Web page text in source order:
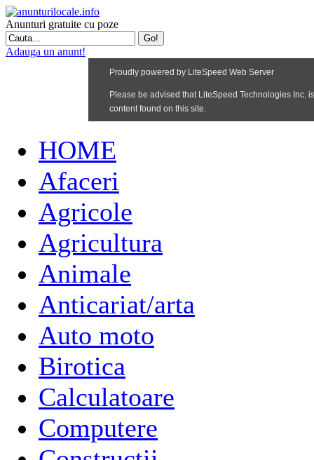
Anunturi gratuite cu poze
Adauga un anunt!
HOME
Afaceri
Agricole
Agricultura
Animale
Anticariat/arta
Auto moto
Birotica
Calculatoare
Computere